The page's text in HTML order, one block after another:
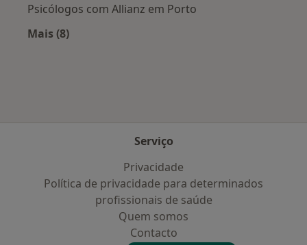
Psicólogos com Allianz em Porto
Mais (8)
Serviço
Privacidade
Política de privacidade para determinados
profissionais de saúde
Quem somos
Contacto